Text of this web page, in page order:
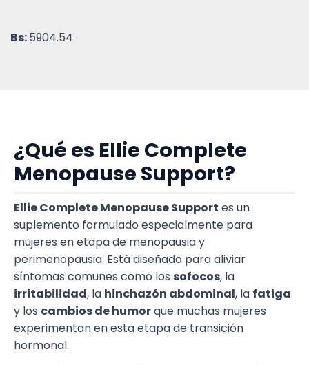
Bs:5904.54
¿Qué es Ellie Complete
Menopause Support?
Ellie Complete Menopause Support es un
suplemento formulado especialmente para
mujeres en etapa de menopausia y
perimenopausia. Está diseñado para aliviar
síntomas comunes como los sofocos, la
irritabilidad, la hinchazón abdominal, la fatiga
y los cambios de humorque muchas mujeres
experimentan en esta etapa de transición
hormonal.